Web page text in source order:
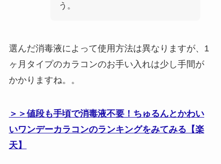
う。
選んだ消毒液によって使用方法は異なりますが、1
ヶ月タイプのカラコンのお手い入れは少し手間が
かかりますね。。
＞＞値段も手頃で消毒液不要！ちゅるんとかわい
いワンデーカラコンのランキングをみてみる【楽
天】